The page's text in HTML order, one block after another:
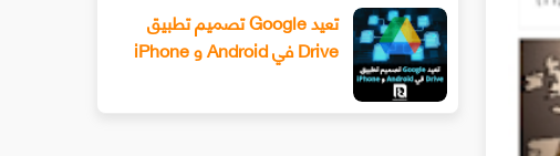
تعيد Google تصميم تطبيق
Drive في Android و iPhone